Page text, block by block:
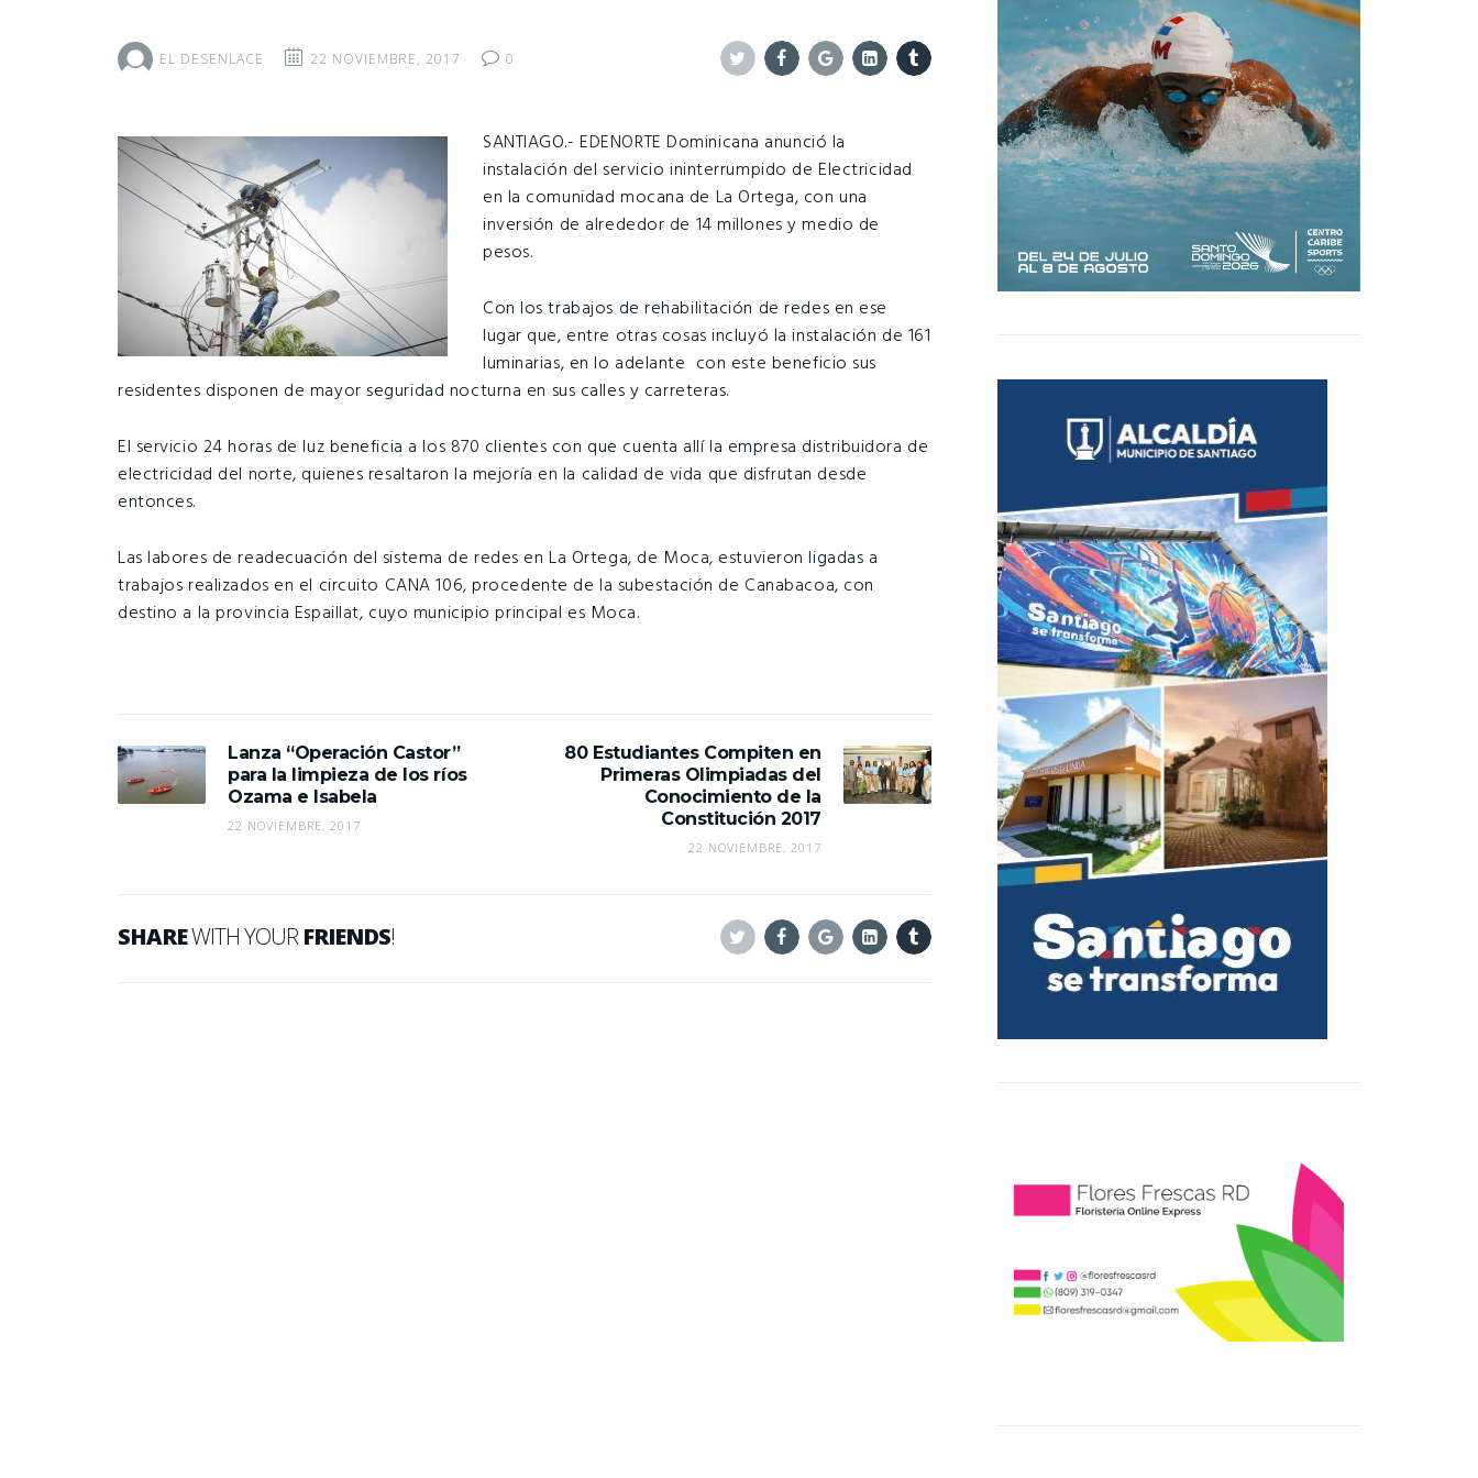
EL DESENLACE 22 NOVIEMBRE, 2017
0
SANTIAGO.- EDENORTE Dominicana anunció la
instalación del servicio ininterrumpido de Electricidad
en la comunidad mocana de La Ortega, con una
inversión de alrededor de 14 millones y medio de
pesos.
Con los trabajos de rehabilitación de redes en ese
lugar que, entre otras cosas incluyó la instalación de 161
luminarias, en lo adelante con este beneficio sus
residentes disponen de mayor seguridad nocturna en sus calles y carreteras.
El servicio 24 horas de luz beneficia a los 870 clientes con que cuenta allí la empresa distribuidora de
electricidad del norte, quienes resaltaron la mejoría en la calidad de vida que disfrutan desde
entonces.
Las labores de readecuación del sistema de redes en La Ortega, de Moca, estuvieron ligadas a
trabajos realizados en el circuito CANA 106, procedente de la subestación de Canabacoa, con
destino a la provincia Espaillat, cuyo municipio principal es Moca.
Lanza “Operación Castor”
para la limpieza de los ríos
Ozama e Isabela
22 NOVIEMBRE, 2017
80 Estudiantes Compiten en
Primeras Olimpiadas del
Conocimiento de la
Constitución 2017
22 NOVIEMBRE, 2017
SHAREWITH YOURFRIENDS!